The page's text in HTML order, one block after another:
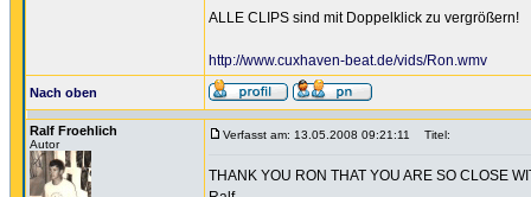
ALLE CLIPS sind mit Doppelklick zu vergrößern!
http://www.cuxhaven-beat.de/vids/Ron.wmv
Nach oben
Ralf Froehlich
Autor
Verfasst am: 13.05.2008 09:21:11 Titel:
THANK YOU RON THAT YOU ARE SO CLOSE